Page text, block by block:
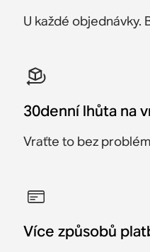
U každé objednávky.
30denní lhůta na
Vraťte to bez
Více způsobů